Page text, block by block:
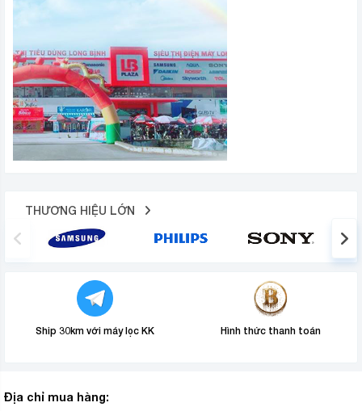
THƯƠNG HIỆU LỚN
Ship 30km với máy lọc KK Hình thức thanh toán
Địa chỉ mua hàng: